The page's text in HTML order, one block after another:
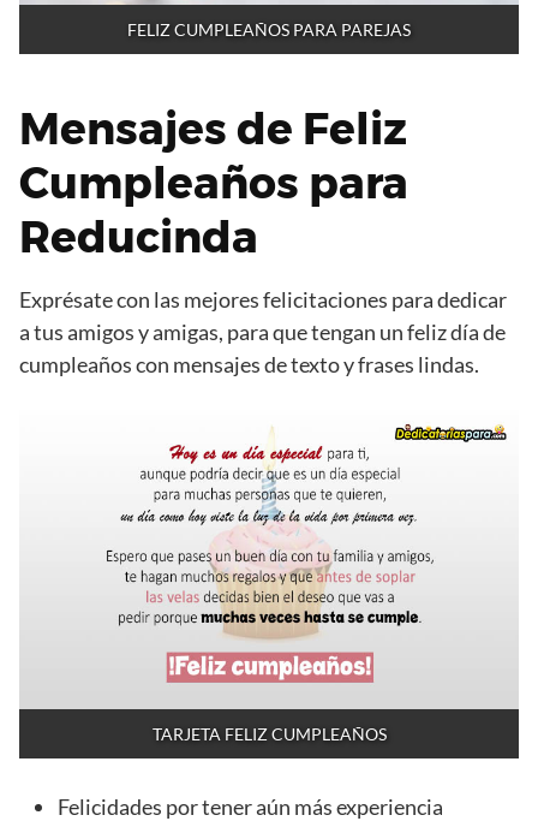
FELIZ CUMPLEAÑOS PARA PAREJAS
Mensajes de Feliz
Cumpleaños para
Reducinda
Exprésate con las mejores felicitaciones para dedicar
a tus amigos y amigas, para que tengan un feliz día de
cumpleaños con mensajes de texto y frases lindas.
TARJETA FELIZ CUMPLEAÑOS
Felicidades por tener aún más experiencia